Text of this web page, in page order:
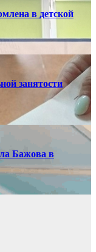
в детской
занятости
Бажова в